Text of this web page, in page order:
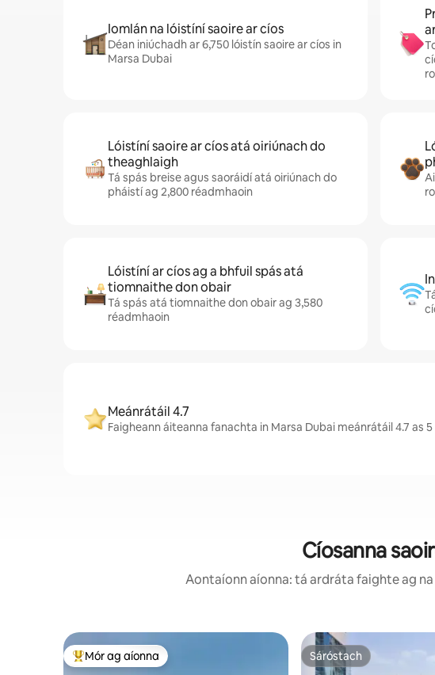
Iomlán na lóistíní saoire ar cíos
Déan iniúchadh ar 6,750 lóistín saoire ar cíos in
Marsa Dubai
Lóistíní saoire ar cíos atá oiriúnach do
theaghlaigh
Tá spás breise agus saoráidí atá oiriúnach do
pháistí ag 2,800 réadmhaoin
Lóistíní ar cíos ag a bhfuil spás atá
tiomnaithe don obair
Tá spás atá tiomnaithe don obair ag 3,580
réadmhaoin
Meánrátáil 4.7
Faigheann áiteanna fanachta in Marsa Dubai meánrátáil 4.7 as 5
Cíosanna
Aontaíonn aíonna: tá ardráta faighte ag
An-mhór ag aíonna
Mór ag aíonna Sáróstach
Sáróstach